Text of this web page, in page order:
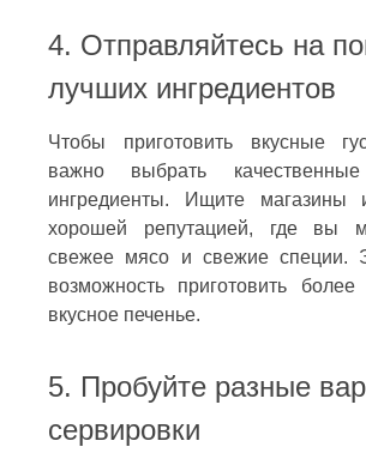
4. Отправляйтесь на
лучших ингредиентов
Чтобы приготовить вкусные
важно выбрать
ингредиенты. Ищите
хорошей репутацией, где вы
свежее мясо и свежие специи.
возможность приготовить
вкусное печенье.
5. Пробуйте разные
сервировки